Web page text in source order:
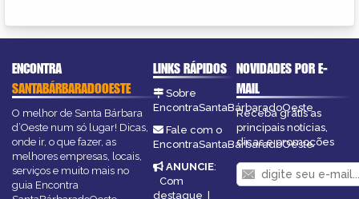
ENCONTRA
SANTABÁRBARADOOESTE
O melhor de Santa Bárbara
d’Oeste num só lugar! Dicas,
onde ir, o que fazer, as
melhores empresas, locais,
serviços e muito mais no
guia Encontra
LINKS RÁPIDOS
Sobre
EncontraSantaBárbaradoOeste
Fale com o
EncontraSantaBárbaradoOeste
ANUNCIE:
Com
destaque |
NOVIDADES POR E-
MAIL
Receba grátis as
principais notícias,
dicas e promoções